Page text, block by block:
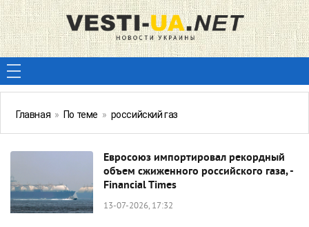
Главная » По теме » российский газ
Евросоюз импортировал рекордный
объем сжиженного российского газа, -
Financial Times
13-07-2026, 17:32